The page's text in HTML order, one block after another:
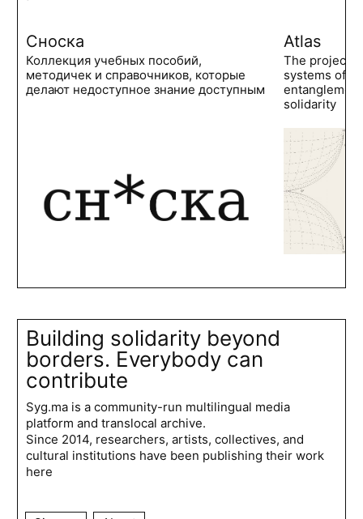
Сноска
Коллекция учебных пособий,
методичек и справочников, которые
делают недоступное знание доступным
Atlas
The project
systems of
solidarity
Building solidarity beyond
borders. Everybody can
contribute
Syg.ma is a community-run multilingual media
platform and translocal archive.
Since 2014, researchers, artists, collectives, and
cultural institutions have been publishing their work
here